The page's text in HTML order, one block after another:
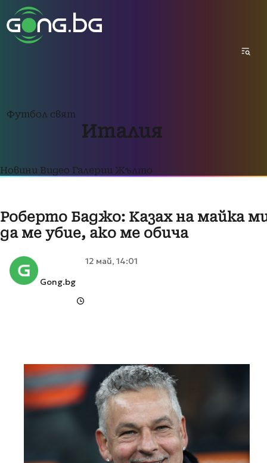
Футбол свят
Италия
Новини Видео Галерии Жълто
Роберто Баджо: Казах на майка
да ме убие, ако ме обича
Gong.bg
12 май, 14:01